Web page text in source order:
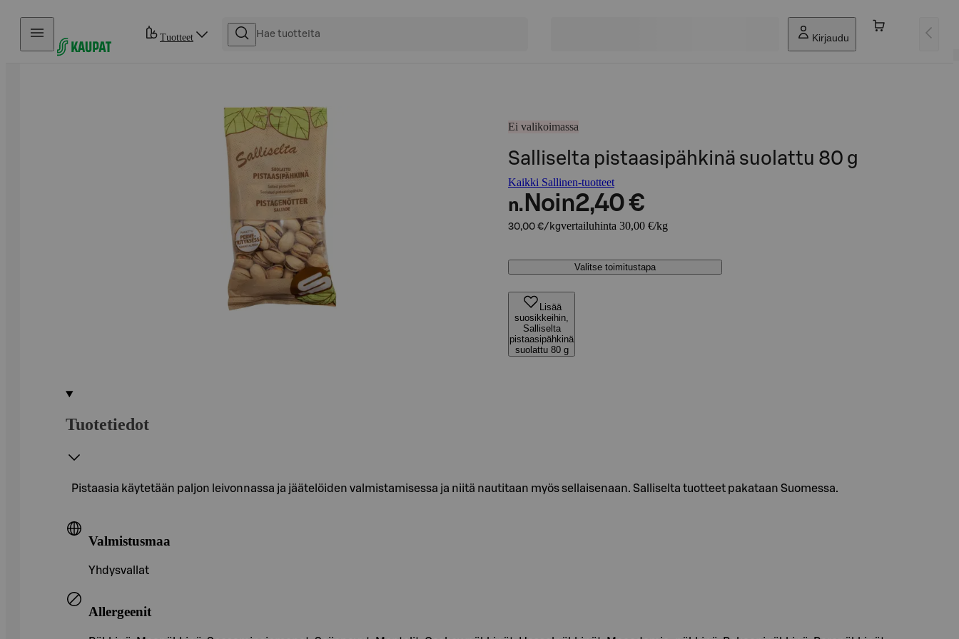
Hyppää sisältöön
Tuotteet Kirjaudu
Ei valikoimassa
Salliselta pistaasipähkinä suolattu 80 g
Kaikki Sallinen-tuotteet
n. Noin2,40 €
30,00 €/kgvertailuhinta 30,00 €/kg
Valitse toimitustapa
Lisää
suosikkeihin,
Salliselta
pistaasipähkinä
suolattu 80 g
Tuotetiedot
Pistaasia käytetään paljon leivonnassa ja jäätelöiden valmistamisessa ja niitä nautitaan myös sellaisenaan. Salliselta tuotteet pakataan Suomessa.
Valmistusmaa
Yhdysvallat
Allergeenit